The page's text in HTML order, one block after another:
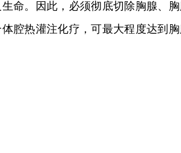
命。因此，必须彻底切除胸腺、
腔热灌注化疗，可最大程度达到